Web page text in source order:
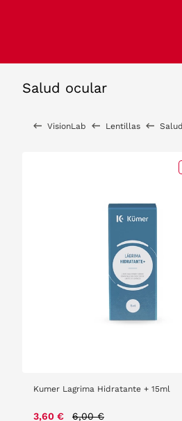
Salud ocular
VisionLab Lentillas
Kumer Lagrima Hidratante + 15ml
3,60 € Price reduced from
6,00 €